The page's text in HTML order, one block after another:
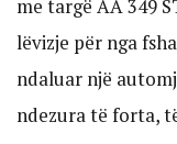
me targë AA 349
lëvizje për nga
ndaluar një
ndezura të forta,